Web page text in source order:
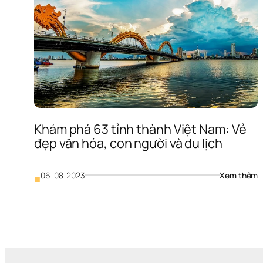
Khám phá 63 tỉnh thành Việt Nam: Vẻ
đẹp văn hóa, con người và du lịch
■06-08-2023 Xem thêm: